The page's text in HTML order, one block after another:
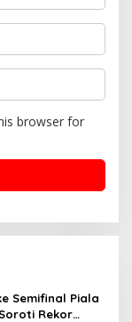
browser for
Semifinal Piala
Rekor